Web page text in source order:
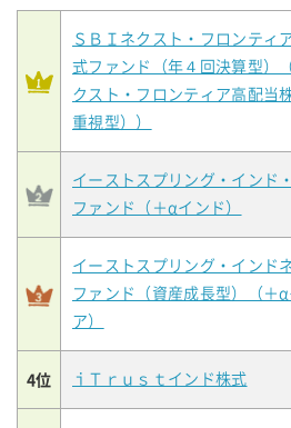
ＳＢＩネクスト・フロンティ
式ファンド（年４回決算型）
クスト・フロンティア高配当
重視型））
イーストスプリング・インド
ファンド（＋αインド）
イーストスプリング・インド
ファンド（資産成長型）（＋
ア）
4位 ｉＴｒｕｓｔインド株式